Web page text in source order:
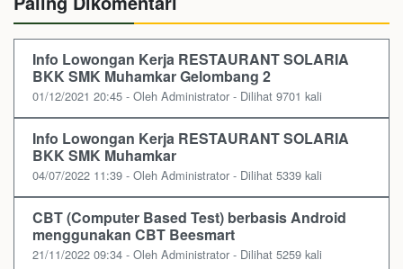
Info Lowongan Kerja RESTAURANT SOLARIA
BKK SMK Muhamkar Gelombang 2
01/12/2021 20:45 - Oleh Administrator - Dilihat 9701 kali
Info Lowongan Kerja RESTAURANT SOLARIA
BKK SMK Muhamkar
04/07/2022 11:39 - Oleh Administrator - Dilihat 5339 kali
CBT (Computer Based Test) berbasis Android
menggunakan CBT Beesmart
21/11/2022 09:34 - Oleh Administrator - Dilihat 5259 kali